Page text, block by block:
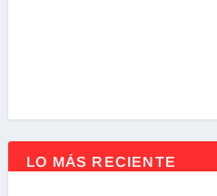
LO MÁS RECIENTE